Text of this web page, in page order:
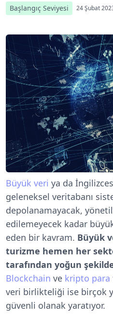
Başlangıç Seviyesi 24 Şubat
Büyük veri ya da
geleneksel veritabanı
depolanamayacak,
edilemeyecek kadar
eden bir kavram. Büyük
turizme hemen her
tarafından yoğun
Blockchain ve kripto para
veri birlikteliği ise birçok
güvenli olanak yaratıyor.